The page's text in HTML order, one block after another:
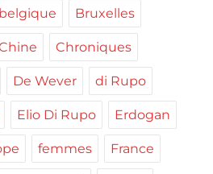
belgique Bruxelles
Chroniques
De Wever di Rupo
Elio Di Rupo Erdogan
femmes France